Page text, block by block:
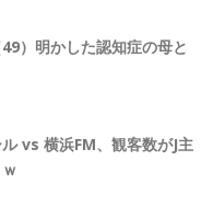
49）明かした認知症の母と
ル vs 横浜FM、観客数がJ主